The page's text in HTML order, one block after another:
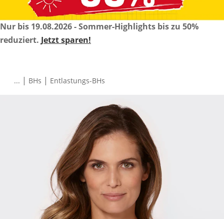
Nur bis 19.08.2026 - Sommer-Highlights bis zu 50%
reduziert. Jetzt sparen!
... | BHs | Entlastungs-BHs